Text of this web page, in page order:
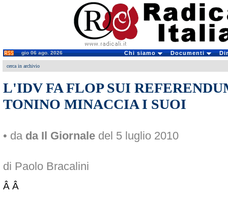
gio 06 ago. 2026 Chi siamo Documenti
cerca in archivio
L'IDV FA FLOP SUI
TONINO MINACCIA I SUOI
• da da Il Giornale del 5 luglio 2010
di Paolo Bracalini
Â Â